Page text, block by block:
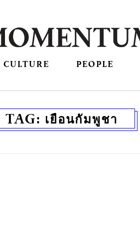
CULTURE PEOPLE
TAG: เยือนกัมพูชา